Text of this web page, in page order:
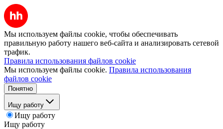
Мы используем файлы cookie, чтобы обеспечивать
правильную работу нашего веб-сайта и анализировать сетевой
трафик.
Правила использования файлов cookie
Мы используем файлы cookie. Правила использования
файлов cookie
Понятно
Ищу работу
Ищу работу
Ищу работу